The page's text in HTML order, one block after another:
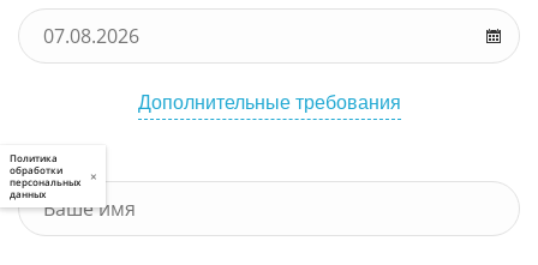
Дополнительные требования
Имя *
Политика
обработки
персональных
данных
×